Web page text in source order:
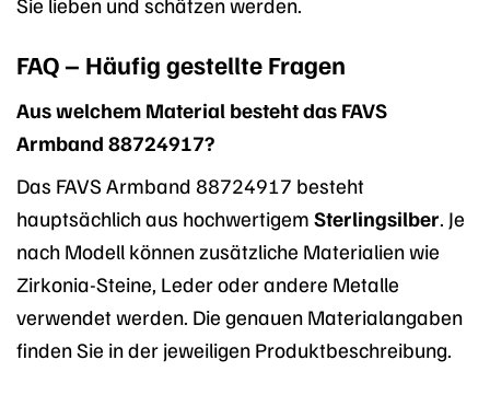
FAQ – Häufig gestellte Fragen
Aus welchem Material besteht das FAVS
Armband 88724917?
Das FAVS Armband 88724917 besteht
hauptsächlich aus hochwertigem Sterlingsilber. Je
nach Modell können zusätzliche Materialien wie
Zirkonia-Steine, Leder oder andere Metalle
verwendet werden. Die genauen Materialangaben
finden Sie in der jeweiligen Produktbeschreibung.